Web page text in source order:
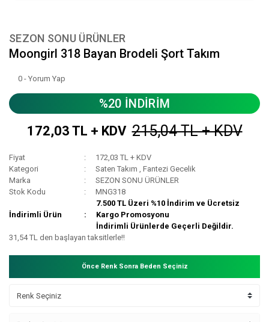
SEZON SONU ÜRÜNLER
Moongirl 318 Bayan Brodeli Şort Takım
0 - Yorum Yap
%20 İNDİRİM
172,03 TL + KDV 215,04 TL + KDV
Fiyat
172,03 TL + KDV
Kategori
Saten Takım ,Fantezi Gecelik
Marka
SEZON SONU ÜRÜNLER
Stok Kodu
MNG318
İndirimli Ürün
7.500 TL Üzeri %10 İndirim ve Ücretsiz
Kargo Promosyonu
İndirimli Ürünlerde Geçerli Değildir.
31,54 TL den başlayan taksitlerle!!
Önce Renk Sonra Beden Seçiniz